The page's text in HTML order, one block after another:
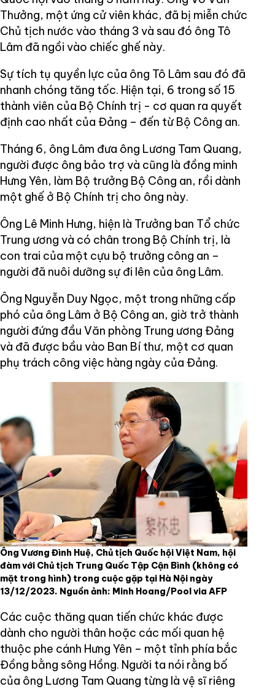
Thưởng, một ứng cử viên khác, đã bị miễn chức
Chủ tịch nước vào tháng 3 và sau đó ông Tô
Lâm đã ngồi vào chiếc ghế này.
Sự tích tụ quyền lực của ông Tô Lâm sau đó đã
nhanh chóng tăng tốc. Hiện tại, 6 trong số 15
thành viên của Bộ Chính trị - cơ quan ra quyết
định cao nhất của Đảng – đến từ Bộ Công an.
Tháng 6, ông Lâm đưa ông Lương Tam Quang,
người được ông bảo trợ và cũng là đồng minh
Hưng Yên, làm Bộ trưởng Bộ Công an, rồi dành
một ghế ở Bộ Chính trị cho ông này.
Ông Lê Minh Hưng, hiện là Trưởng ban Tổ chức
Trung ương và có chân trong Bộ Chính trị, là
con trai của một cựu bộ trưởng công an –
người đã nuôi dưỡng sự đi lên của ông Lâm.
Ông Nguyễn Duy Ngọc, một trong những cấp
phó của ông Lâm ở Bộ Công an, giờ trở thành
người đứng đầu Văn phòng Trung ương Đảng
và đã được bầu vào Ban Bí thư, một cơ quan
phụ trách công việc hàng ngày của Đảng.
Ông Vương Đình Huệ, Chủ tịch Quốc hội Việt Nam, hội
đàm với Chủ tịch Trung Quốc Tập Cận Bình (không có
mặt trong hình) trong cuộc gặp tại Hà Nội ngày
13/12/2023. Nguồn ảnh: Minh Hoang/Pool via AFP
Các cuộc thăng quan tiến chức khác được
dành cho người thân hoặc các mối quan hệ
thuộc phe cánh Hưng Yên – một tỉnh phía bắc
Đồng bằng sông Hồng. Người ta nói rằng bố
của ông Lương Tam Quang từng là vệ sĩ riêng